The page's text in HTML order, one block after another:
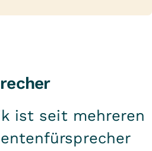
ist seit mehreren